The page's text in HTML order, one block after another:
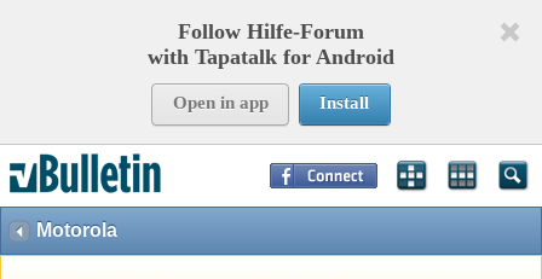
Follow Hilfe-Forum
with Tapatalk for Android
Open in app Install
Motorola
Page Time:0,92498
Templates:35